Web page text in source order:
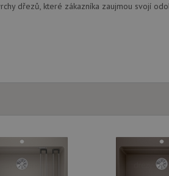
dřezů, které zákazníka zaujmou svojí
DoubleClick
zda prohlížeč
vložená do
používá novou